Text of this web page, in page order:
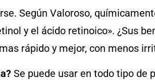
Según Valoroso,
y el ácido retinoico». ¿Sus
rápido y mejor, con menos
Se puede usar en todo tipo de